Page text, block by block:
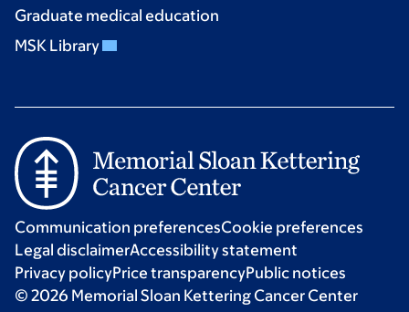
Graduate medical education
MSK Library
Communication preferencesCookie preferences
Legal disclaimerAccessibility statement
Privacy policyPrice transparencyPublic notices
© 2026 Memorial Sloan Kettering Cancer Center